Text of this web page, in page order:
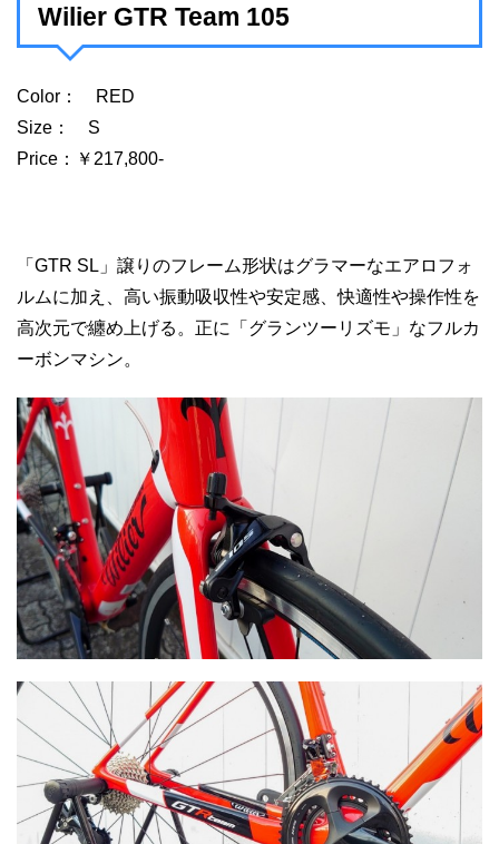
Wilier GTR Team 105
Color： RED
Size： S
Price：￥217,800-
「GTR SL」譲りのフレーム形状はグラマーなエアロフォ
ルムに加え、高い振動吸収性や安定感、快適性や操作性を
高次元で纏め上げる。正に「グランツーリズモ」なフルカ
ーボンマシン。